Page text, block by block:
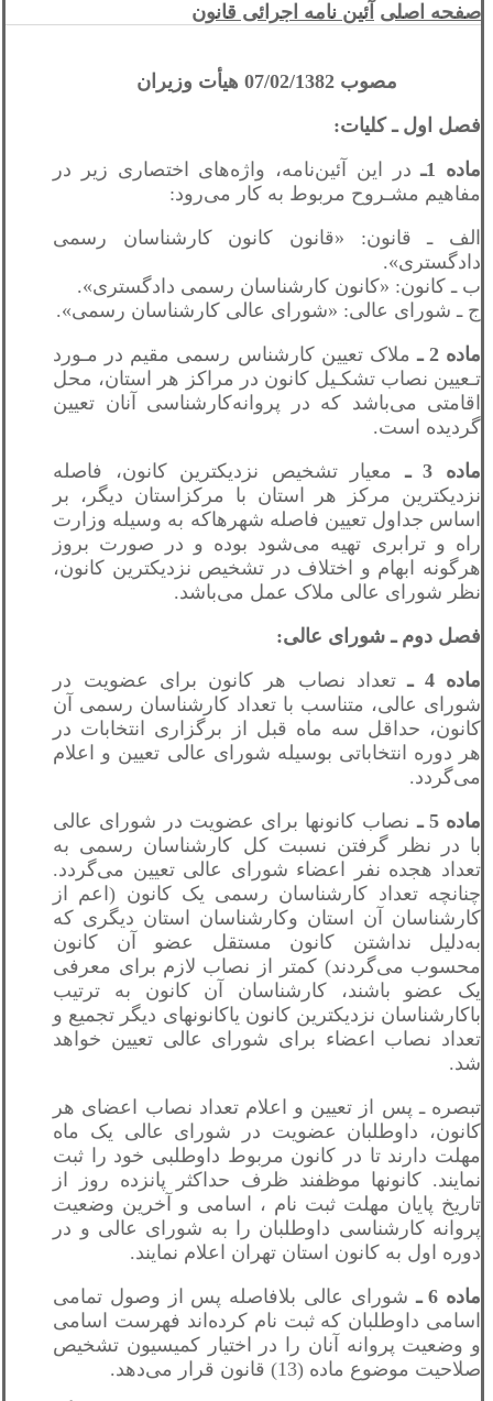
صفحه اصلی آئین نامه اجرائی قانون
مصوب 07/02/1382 هیأت وزیران
فصل اول ـ کلیات:
ماده 1ـ
در این آئین‌نامه، واژه‌های اختصاری زیر در
مفاهیم مشـروح مربوط به کار می‌رود:
الف ـ قانون: «قانون کانون کارشناسان رسمی
دادگستری».
ب ـ کانون: «کانون کارشناسان رسمی دادگستری».
ج ـ شورای عالی: «شورای عالی کارشناسان رسمی».
ماده 2 ـ
ملاک تعیین کارشناس رسمی مقیم در مـورد
تـعیین نصاب تشکـیل کانون در مراکز هر استان، محل
اقامتی می‌باشد که در پروانه‌کارشناسی آنان تعیین
گردیده است.
ماده 3 ـ
معیار تشخیص نزدیکترین کانون، فاصله
نزدیکترین مرکز هر استان با مرکزاستان دیگر، بر
اساس جداول تعیین فاصله شهرهاکه به وسیله وزارت
راه و ترابری تهیه می‌شود بوده و در صورت بروز
هرگونه ابهام و اختلاف در تشخیص نزدیکترین کانون،
نظر شورای عالی ملاک عمل می‌باشد.
فصل دوم ـ شورای عالی:
ماده 4 ـ
تعداد نصاب هر کانون برای عضویت در
شورای عالی، متناسب با تعداد کارشناسان رسمی آن
کانون، حداقل سه ماه قبل از برگزاری انتخابات در
هر دوره انتخاباتی بوسیله شورای عالی تعیین و اعلام
می‌‌گردد.
ماده 5 ـ
نصاب کانونها برای عضویت در شورای عالی
با در نظر گرفتن نسبت کل کارشناسان رسمی به
تعداد هجده نفر اعضاء شورای عالی تعیین می‌گردد.
چنانچه تعداد کارشناسان رسمی یک کانون (اعم‌‌ از
کارشناسان آن استان وکارشناسان استان دیگری که
به‌دلیل نداشتن کانون مستقل عضو آن کانون
محسوب می‌گردند) کمتر از نصاب لازم برای معرفی
یک عضو باشند، کارشناسان آن کانون به ترتیب
باکارشناسان نزدیکترین کانون یاکانونهای دیگر تجمیع و
تعداد نصاب اعضاء برای شورای عالی تعیین خواهد
شد.
تبصره ـ پس از تعیین و اعلام تعداد نصاب اعضای هر
کانون، داوطلبان عضویت در شورای عالی یک ماه
مهلت دارند تا در کانون مربوط داوطلبی خود را ثبت
نمایند. کانونها موظفند ظرف حداکثر پانزده روز از
تاریخ پایان مهلت ثبت نام ، اسامی و آخرین وضعیت
پروانه کارشناسی داوطلبان را به شورای عالی و در
دوره اول به کانون استان تهران اعلام نمایند.
ماده 6 ـ
شورای عالی بلافاصله پس از وصول تمامی
اسامی داوطلبان که ثبت نام کرده‌اند فهرست اسامی
و وضعیت پروانه آنان را در اختیار کمیسیون تشخیص
صلاحیت موضوع ماده (13) قانون قرار می‌دهد.